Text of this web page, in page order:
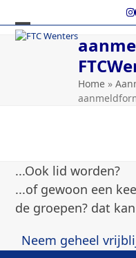
contentOpen
Close
Home »
...Ook lid worden?
...of gewoon een
de groepen? dat
Neem geheel